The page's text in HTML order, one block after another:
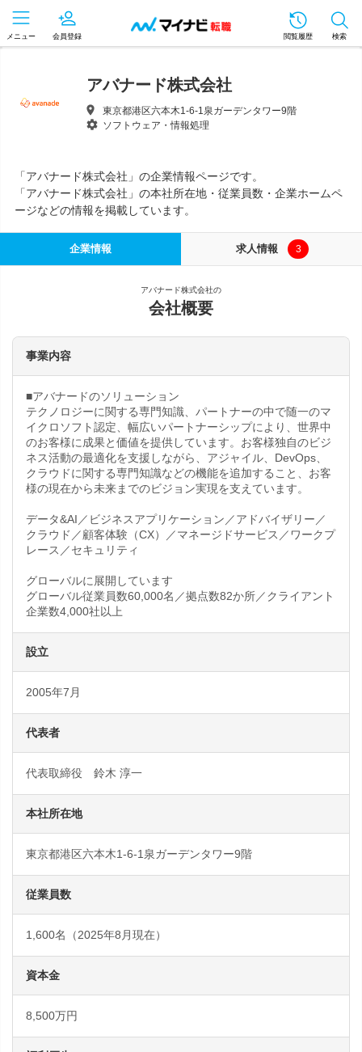
メニュー 会員登録 閲覧履歴 検索
アバナード株式会社
東京都港区六本木1-6-1泉ガーデンタワー9階
ソフトウェア・情報処理
「アバナード株式会社」の企業情報ページです。
「アバナード株式会社」の本社所在地・従業員数・企業ホームペ
ージなどの情報を掲載しています。
企業情報 求人情報 3
アバナード株式会社の
会社概要
事業内容
■アバナードのソリューション
テクノロジーに関する専門知識、パートナーの中で随一のマ
イクロソフト認定、幅広いパートナーシップにより、世界中
のお客様に成果と価値を提供しています。お客様独自のビジ
ネス活動の最適化を支援しながら、アジャイル、DevOps、
クラウドに関する専門知識などの機能を追加すること、お客
様の現在から未来までのビジョン実現を支えています。
データ&AI／ビジネスアプリケーション／アドバイザリー／
クラウド／顧客体験（CX）／マネージドサービス／ワークプ
レース／セキュリティ
グローバルに展開しています
グローバル従業員数60,000名／拠点数82か所／クライアント
企業数4,000社以上
設立
2005年7月
代表者
代表取締役 鈴木 淳一
本社所在地
東京都港区六本木1-6-1泉ガーデンタワー9階
従業員数
1,600名（2025年8月現在）
資本金
8,500万円